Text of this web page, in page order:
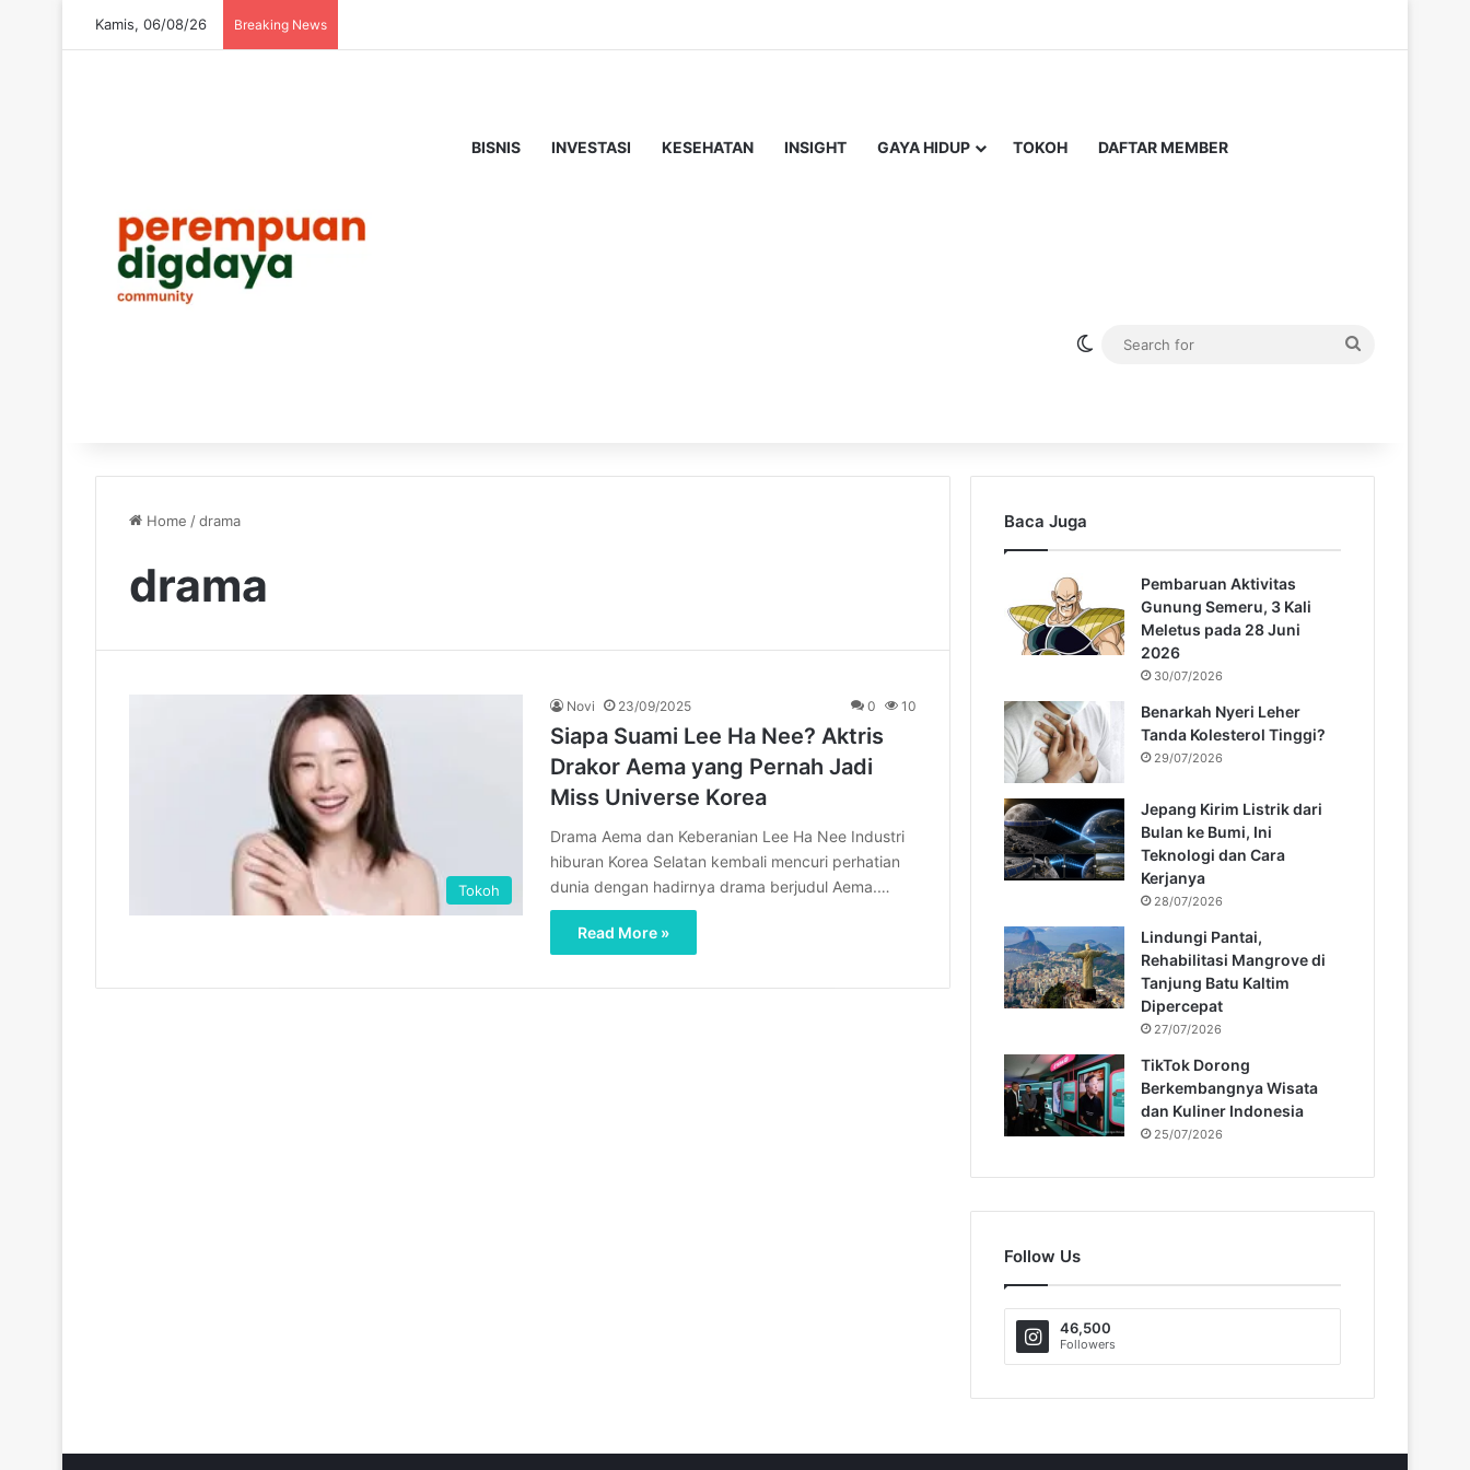
Kamis, 06/08/26 Breaking News
BISNIS INVESTASI KESEHATAN INSIGHT GAYA HIDUP TOKOH DAFTAR MEMBER
Switch skin
Home /drama
drama
Tokoh
Novi 23/09/2025 0 10
Siapa Suami Lee Ha Nee? Aktris
Drakor Aema yang Pernah Jadi
Miss Universe Korea
Drama Aema dan Keberanian Lee Ha Nee Industri
hiburan Korea Selatan kembali mencuri perhatian
dunia dengan hadirnya drama berjudul Aema.…
Read More »
Baca Juga
Pembaruan Aktivitas
Gunung Semeru, 3 Kali
Meletus pada 28 Juni
2026
30/07/2026
Benarkah Nyeri Leher
Tanda Kolesterol Tinggi?
29/07/2026
Jepang Kirim Listrik dari
Bulan ke Bumi, Ini
Teknologi dan Cara
Kerjanya
28/07/2026
Lindungi Pantai,
Rehabilitasi Mangrove di
Tanjung Batu Kaltim
Dipercepat
27/07/2026
TikTok Dorong
Berkembangnya Wisata
dan Kuliner Indonesia
25/07/2026
Follow Us
46,500
Followers